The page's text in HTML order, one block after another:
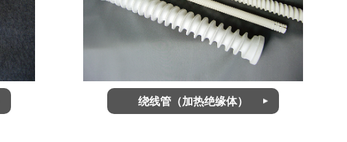
绕线管（加热绝缘体）